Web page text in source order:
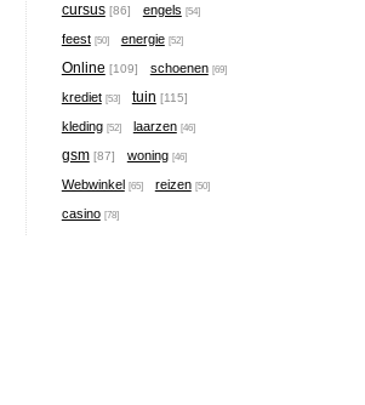
cursus [86] engels [54]
feest [50] energie [52]
Online [109] schoenen [69]
krediet [53] tuin [115]
kleding [52] laarzen [46]
gsm [87] woning [46]
Webwinkel [65] reizen [50]
casino [78]